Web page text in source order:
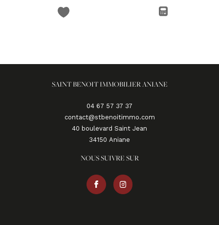
SAINT BENOIT IMMOBILIER ANIANE
04 67 57 37 37
contact@stbenoitimmo.com
40 boulevard Saint Jean
34150
aniane
NOUS SUIVRE SUR